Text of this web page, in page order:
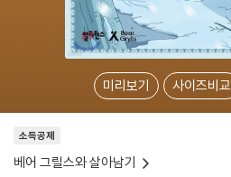
미리보기 사이즈비교
소득공제
베어 그릴스와 살아남기